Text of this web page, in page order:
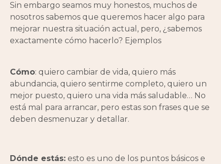
Sin embargo seamos muy honestos, muchos de
nosotros sabemos que queremos hacer algo para
mejorar nuestra situación actual, pero, ¿sabemos
exactamente cómo hacerlo? Ejemplos
Cómo: quiero cambiar de vida, quiero más
abundancia, quiero sentirme completo, quiero un
mejor puesto, quiero una vida más saludable… No
está mal para arrancar, pero estas son frases que se
deben desmenuzar y detallar.
Dónde estás: esto es uno de los puntos básicos e